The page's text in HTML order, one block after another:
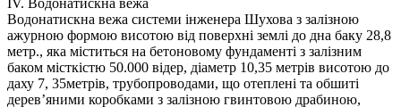
Водонатискна вежа системи інженера Шухова з залізною
ажурною формою висотою від поверхні землі до дна баку 28,8
метр., яка міститься на бетоновому фундаменті з залізним
баком місткістю 50.000 відер, діаметр 10,35 метрів висотою до
даху 7, 35метрів, трубопроводами, що отеплені та обшиті
дерев’яними коробками з залізною гвинтовою драбиною,